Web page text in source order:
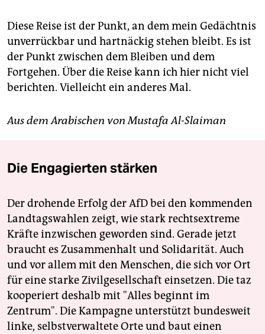
Diese Reise ist der Punkt, an dem mein Gedächtnis
unverrückbar und hartnäckig stehen bleibt. Es ist
der Punkt zwischen dem Bleiben und dem
Fortgehen. Über die Reise kann ich hier nicht viel
berichten. Vielleicht ein anderes Mal.
Aus dem Arabischen von Mustafa Al-Slaiman
Die Engagierten stärken
Der drohende Erfolg der AfD bei den kommenden
Landtagswahlen zeigt, wie stark rechtsextreme
Kräfte inzwischen geworden sind. Gerade jetzt
braucht es Zusammenhalt und Solidarität. Auch
und vor allem mit den Menschen, die sich vor Ort
für eine starke Zivilgesellschaft einsetzen. Die taz
kooperiert deshalb mit "Alles beginnt im
Zentrum". Die Kampagne unterstützt bundesweit
linke, selbstverwaltete Orte und baut einen